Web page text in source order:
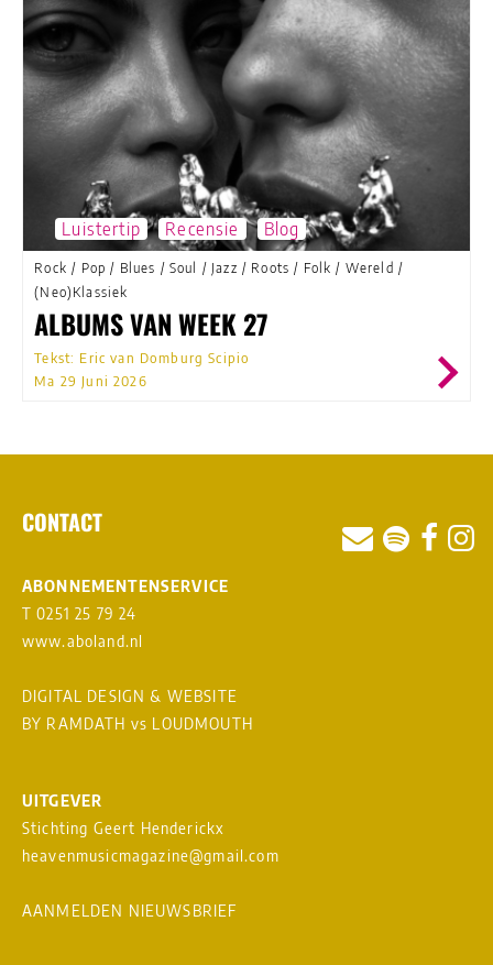
Luistertip Recensie Blog
Rock / Pop / Blues / Soul / Jazz / Roots / Folk / Wereld /
(Neo)Klassiek
ALBUMS VAN WEEK 27
Tekst: Eric van Domburg Scipio
Ma 29 Juni 2026
CONTACT
ABONNEMENTENSERVICE
T 0251 25 79 24
www.aboland.nl
DIGITAL DESIGN & WEBSITE
BY RAMDATH vs LOUDMOUTH
UITGEVER
Stichting Geert Henderickx
heavenmusicmagazine@gmail.com
AANMELDEN NIEUWSBRIEF